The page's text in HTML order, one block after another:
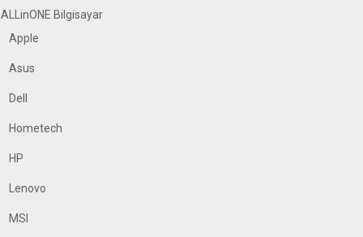
ALLinONE Bilgisayar
Apple
Asus
Dell
Hometech
HP
Lenovo
MSI